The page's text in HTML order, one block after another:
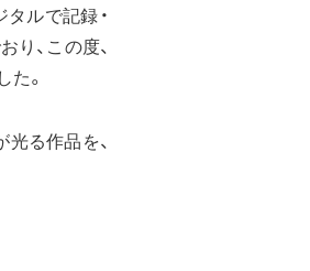
ルで記録・
り、この度、
た。
る作品を、